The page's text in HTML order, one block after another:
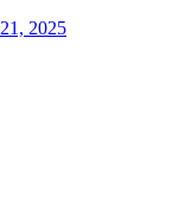
2025